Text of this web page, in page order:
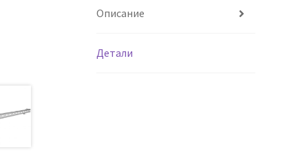
Описание
Детали